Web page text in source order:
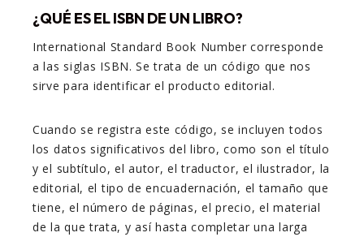
¿QUÉ ES EL ISBN DE UN LIBRO?
International Standard Book Number corresponde
a las siglas ISBN. Se trata de un código que nos
sirve para identificar el producto editorial.
Cuando se registra este código, se incluyen todos
los datos significativos del libro, como son el título
y el subtítulo, el autor, el traductor, el ilustrador, la
editorial, el tipo de encuadernación, el tamaño que
tiene, el número de páginas, el precio, el material
de la que trata, y así hasta completar una larga